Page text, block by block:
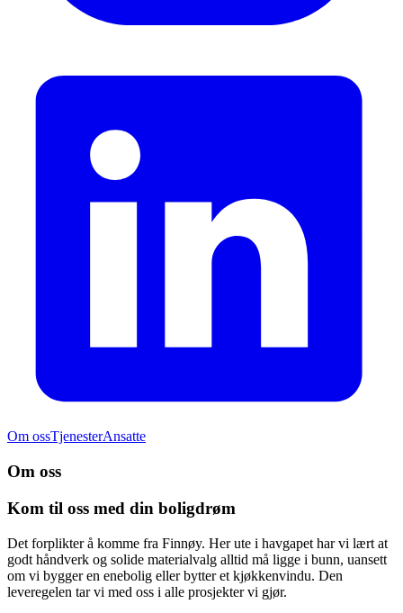
Om ossTjenesterAnsatte
Om oss
Kom til oss med din boligdrøm
Det forplikter å komme fra Finnøy. Her ute i havgapet har vi lært at
godt håndverk og solide materialvalg alltid må ligge i bunn, uansett
om vi bygger en enebolig eller bytter et kjøkkenvindu. Den
leveregelen tar vi med oss i alle prosjekter vi gjør.